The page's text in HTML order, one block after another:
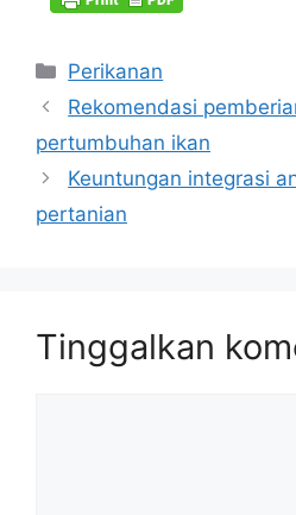
Kategori
Perikanan
Rekomendasi
pertumbuhan ikan
Keuntungan integrasi
pertanian
Tinggalkan